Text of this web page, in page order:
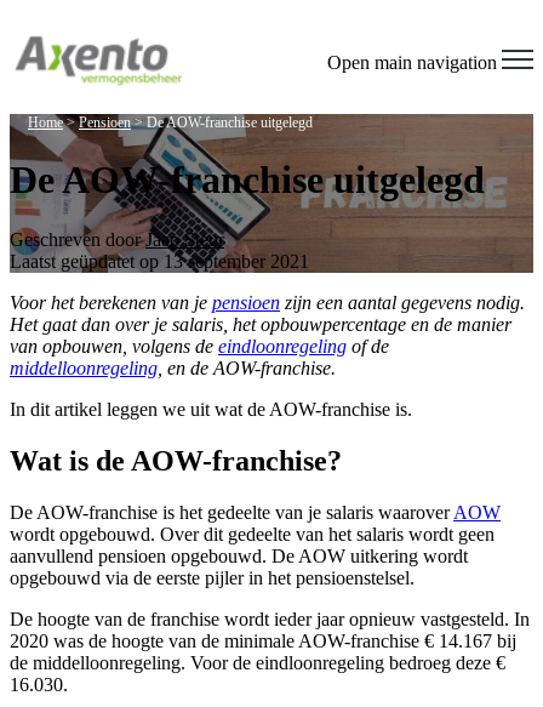
All
Accessibility
screen
reader.
To
start
the
All
One
Accessibility
screen
reader,
"Ctrl
/".
This
activates
the
screen
reader
to
help
you
navigate
and
Open main navigation
Home>Pensioen>De AOW-franchise uitgelegd
De AOW-franchise uitgelegd
Geschreven doorJaap Steur
Laatst geüpdatet op 13 september 2021
Voor het berekenen van je pensioen zijn een aantal gegevens nodig.
Het gaat dan over je salaris, het opbouwpercentage en de manier
van opbouwen, volgens de eindloonregeling of de
middelloonregeling , en de AOW-franchise.
In dit artikel leggen we uit wat de AOW-franchise is.
Wat is de AOW-franchise?
De AOW-franchise is het gedeelte van je salaris waaroverAOW
wordt opgebouwd. Over dit gedeelte van het salaris wordt geen
aanvullend pensioen opgebouwd. De AOW uitkering wordt
opgebouwd via de eerste pijler in het pensioenstelsel.
De hoogte van de franchise wordt ieder jaar opnieuw vastgesteld. In
2020 was de hoogte van de minimale AOW-franchise € 14.167 bij
de middelloonregeling. Voor de eindloonregeling bedroeg deze €
16.030.